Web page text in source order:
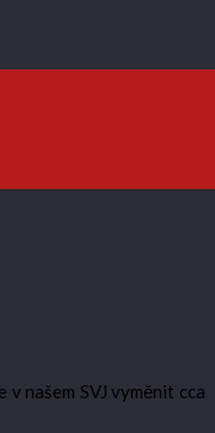
našem SVJ vyměnit cca